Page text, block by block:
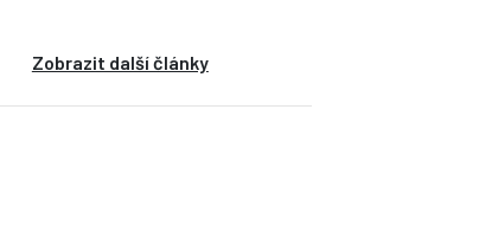
Zobrazit další články